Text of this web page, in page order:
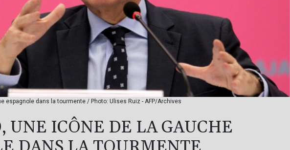
espagnole dans la tourmente / Photo: Ulises Ruiz - AFP/Archives
UNE ICÔNE DE LA GAUCHE